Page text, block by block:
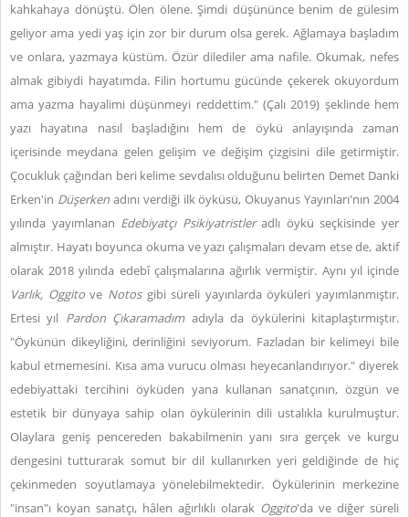
kahkahaya dönüştü. Ölen ölene. Şimdi düşününce benim de gülesim
geliyor ama yedi yaş için zor bir durum olsa gerek. Ağlamaya başladım
ve onlara, yazmaya küstüm. Özür dilediler ama nafile. Okumak, nefes
almak gibiydi hayatımda. Filin hortumu gücünde çekerek okuyordum
ama yazma hayalimi düşünmeyi reddettim." (Çalı 2019) şeklinde hem
yazı hayatına nasıl başladığını hem de öykü anlayışında zaman
içerisinde meydana gelen gelişim ve değişim çizgisini dile getirmiştir.
Çocukluk çağından beri kelime sevdalısı olduğunu belirten Demet Danki
Erken'in Düşerkenadını verdiği ilk öyküsü, Okuyanus Yayınları'nın 2004
yılında yayımlanan Edebiyatçı Psikiyatristleradlı öykü seçkisinde yer
almıştır. Hayatı boyunca okuma ve yazı çalışmaları devam etse de, aktif
olarak 2018 yılında edebî çalışmalarına ağırlık vermiştir. Aynı yıl içinde
Varlık, Oggitove Notosgibi süreli yayınlarda öyküleri yayımlanmıştır.
Ertesi yıl Pardon Çıkaramadımadıyla da öykülerini kitaplaştırmıştır.
"Öykünün dikeyliğini, derinliğini seviyorum. Fazladan bir kelimeyi bile
kabul etmemesini. Kısa ama vurucu olması heyecanlandırıyor." diyerek
edebiyattaki tercihini öyküden yana kullanan sanatçının, özgün ve
estetik bir dünyaya sahip olan öykülerinin dili ustalıkla kurulmuştur.
Olaylara geniş pencereden bakabilmenin yanı sıra gerçek ve kurgu
dengesini tutturarak somut bir dil kullanırken yeri geldiğinde de hiç
çekinmeden soyutlamaya yönelebilmektedir. Öykülerinin merkezine
"insan"ı koyan sanatçı, hâlen ağırlıklı olarak Oggito'da ve diğer süreli